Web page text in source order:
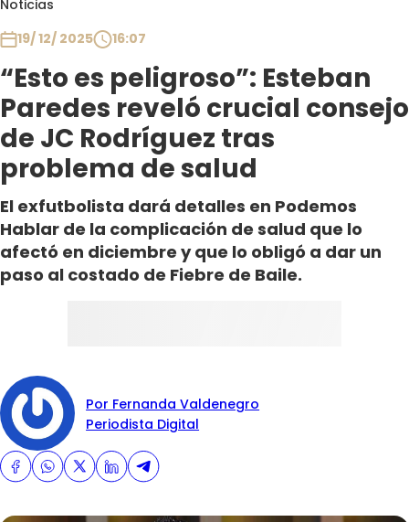
Noticias
19/ 12/ 2025
16:07
“Esto es peligroso”: Esteban
Paredes reveló crucial consejo
de JC Rodríguez tras
problema de salud
El exfutbolista dará detalles en Podemos
Hablar de la complicación de salud que lo
afectó en diciembre y que lo obligó a dar un
paso al costado de Fiebre de Baile.
Por Fernanda Valdenegro
Periodista Digital
Club De La Comedia
Contigo en Directo
Plan Perfecto
El Tiempo
Sabingo
Todos Los Programas